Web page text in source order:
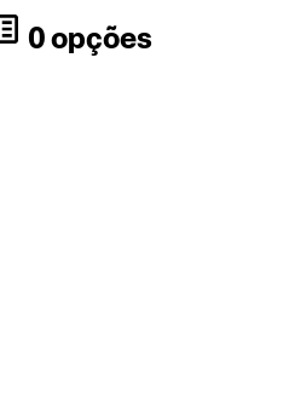
0 opções